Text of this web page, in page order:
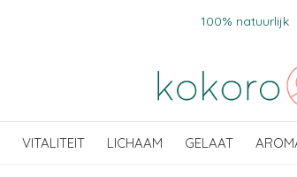
VITALITEIT LICHAAM GELAAT
100% natuurlijk